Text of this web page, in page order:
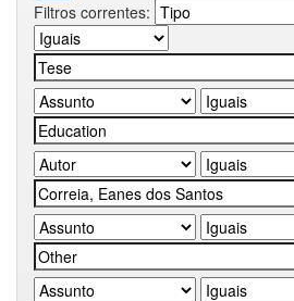
Filtros correntes: